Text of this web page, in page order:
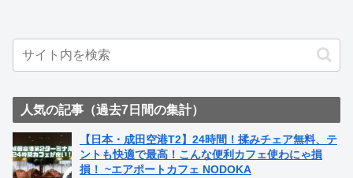
人気の記事（過去7日間の集計）
【日本・成田空港T2】24時間！揉みチェア無料、テ
ントも快適で最高！こんな便利カフェ使わにゃ損
損！ ~エアポートカフェ NODOKA